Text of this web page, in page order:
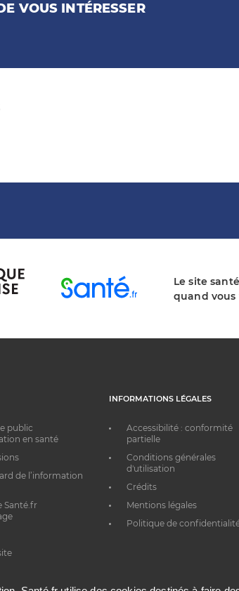
VOUS INTÉRESSER
Le site
quand vous
public
en santé
de l’information
Santé.fr
INFORMATIONS LÉGALES
Accessibilité : conformité
partielle
Conditions générales
d'utilisation
Crédits
Mentions légales
Politique de